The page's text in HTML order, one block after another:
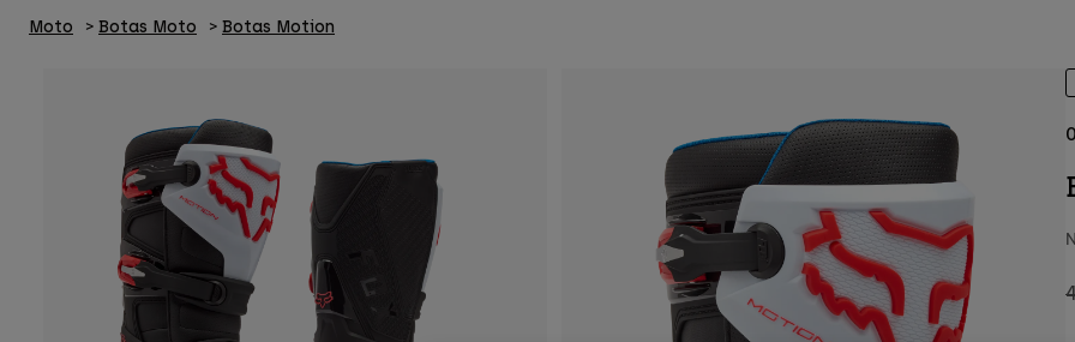
Moto Botas Moto Botas Motion